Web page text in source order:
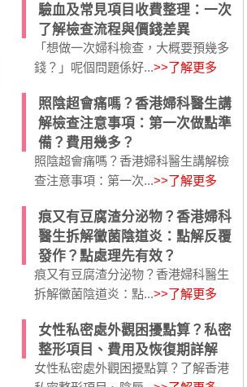
驗血及常見項目收費整理：一次
了解檢查流程與價錢差異
「想做一次婦科檢查，大概要預幾多
錢？」呢個問題係好...>>了解更多
照陰超會痛嗎？香港婦科醫生講
解檢查注意事項：第一次做點準
備？費用幾多？
照陰超會痛嗎？香港婦科醫生講解檢
查注意事項：第一次...>>了解更多
痕又有豆腐渣分泌物？香港婦科
醫生拆解黴菌陰道炎：點解反覆
發作？點處理先有效？
痕又有豆腐渣分泌物？香港婦科醫生
拆解黴菌陰道炎：點...>>了解更多
女性私密處外觀困擾點算？私密
整形項目、費用及恢復期詳解
女性私密處外觀困擾點算？了解香港